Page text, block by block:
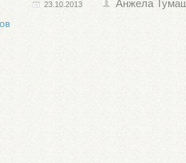
23.10.2013 Анжела